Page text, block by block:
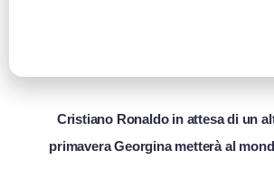
Cristiano Ronaldo in attesa di un
primavera Georgina metterà al